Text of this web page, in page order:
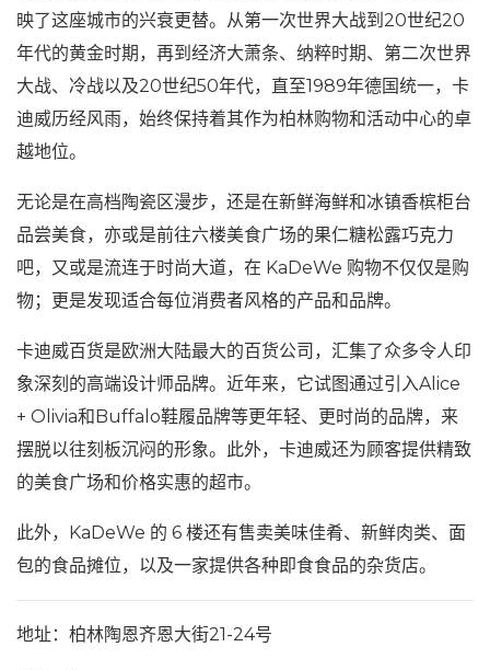
映了这座城市的兴衰更替。从第一次世界大战到20世纪20
年代的黄金时期，再到经济大萧条、纳粹时期、第二次世界
大战、冷战以及20世纪50年代，直至1989年德国统一，卡
迪威历经风雨，始终保持着其作为柏林购物和活动中心的卓
越地位。
无论是在高档陶瓷区漫步，还是在新鲜海鲜和冰镇香槟柜台
品尝美食，亦或是前往六楼美食广场的果仁糖松露巧克力
吧，又或是流连于时尚大道，在 KaDeWe 购物不仅仅是购
物；更是发现适合每位消费者风格的产品和品牌。
卡迪威百货是欧洲大陆最大的百货公司，汇集了众多令人印
象深刻的高端设计师品牌。近年来，它试图通过引入Alice
+ Olivia和Buffalo鞋履品牌等更年轻、更时尚的品牌，来
摆脱以往刻板沉闷的形象。此外，卡迪威还为顾客提供精致
的美食广场和价格实惠的超市。
此外，KaDeWe 的 6 楼还有售卖美味佳肴、新鲜肉类、面
包的食品摊位，以及一家提供各种即食食品的杂货店。
地址：柏林陶恩齐恩大街21-24号